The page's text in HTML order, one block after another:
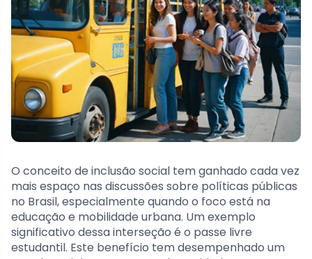
O conceito de inclusão social tem ganhado cada vez
mais espaço nas discussões sobre políticas públicas
no Brasil, especialmente quando o foco está na
educação e mobilidade urbana. Um exemplo
significativo dessa interseção é o passe livre
estudantil. Este benefício tem desempenhado um